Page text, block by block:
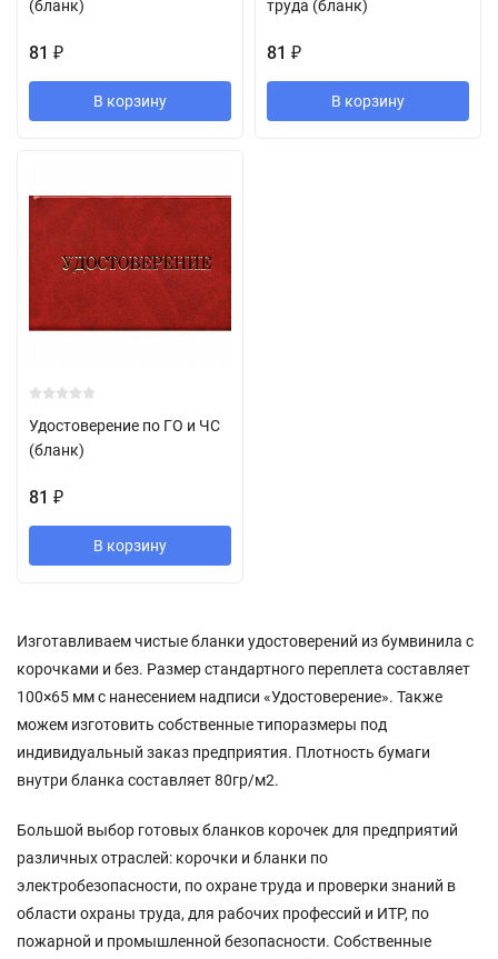
(бланк)
81 ₽
В корзину
труда (бланк)
81 ₽
В корзину
Удостоверение по ГО и ЧС
(бланк)
81 ₽
В корзину
Изготавливаем чистые бланки удостоверений из бумвинила с
корочками и без. Размер стандартного переплета составляет
100×65 мм с нанесением надписи «Удостоверение». Также
можем изготовить собственные типоразмеры под
индивидуальный заказ предприятия. Плотность бумаги
внутри бланка составляет 80гр/м2.
Большой выбор готовых бланков корочек для предприятий
различных отраслей: корочки и бланки по
электробезопасности, по охране труда и проверки знаний в
области охраны труда, для рабочих профессий и ИТР, по
пожарной и промышленной безопасности. Собственные